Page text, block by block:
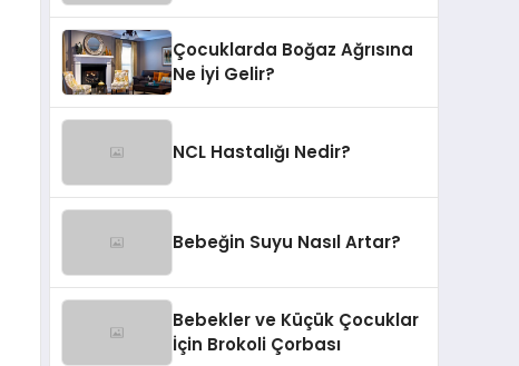
Çocuklarda Boğaz Ağrısına
Ne İyi Gelir?
NCL Hastalığı Nedir?
Bebeğin Suyu Nasıl Artar?
Bebekler ve Küçük Çocuklar
İçin Brokoli Çorbası